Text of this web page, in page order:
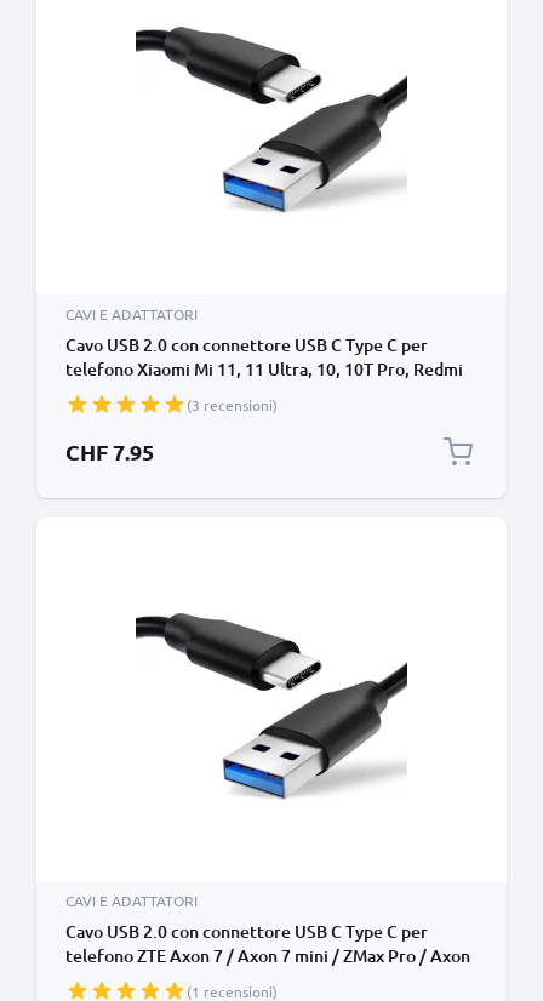
CAVI E ADATTATORI
Cavo USB 2.0 con connettore USB C Type C per
telefono Xiaomi Mi 11, 11 Ultra, 10, 10T Pro, Redmi
Note 10, 10 Pro, 9, 9 Pro, 8 Pro filo di 1,0m cavetto
dati & ricarica 3A in PVC nero per cellulare
(3 recensioni)
CHF 7.95
CAVI E ADATTATORI
Cavo USB 2.0 con connettore USB C Type C per
telefono ZTE Axon 7 / Axon 7 mini / ZMax Pro / Axon
9 Pro / Nubia M2 / Blade V10 / Nubia Z18 / Nubia Z17
(1 recensioni)